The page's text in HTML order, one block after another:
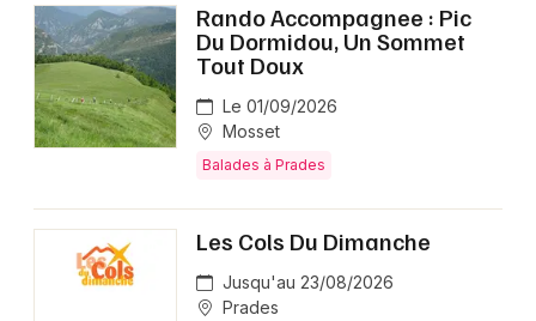
Rando Accompagnee : Pic
Du Dormidou, Un Sommet
Tout Doux
Le 01/09/2026
Mosset
Balades à Prades
Les Cols Du Dimanche
Jusqu'au 23/08/2026
Prades